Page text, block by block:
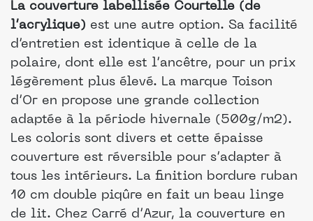
La couverture labellisée Courtelle (de
l’acrylique) est une autre option. Sa facilité
d’entretien est identique à celle de la
polaire, dont elle est l’ancêtre, pour un prix
légèrement plus élevé. La marque Toison
d’Or en propose une grande collection
adaptée à la période hivernale (500g/m2).
Les coloris sont divers et cette épaisse
couverture est réversible pour s’adapter à
tous les intérieurs. La finition bordure ruban
10 cm double piqûre en fait un beau linge
de lit. Chez Carré d’Azur, la couverture en